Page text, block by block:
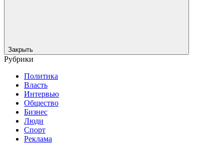
Закрыть
Рубрики
Политика
Власть
Интервью
Общество
Бизнес
Люди
Спорт
Реклама